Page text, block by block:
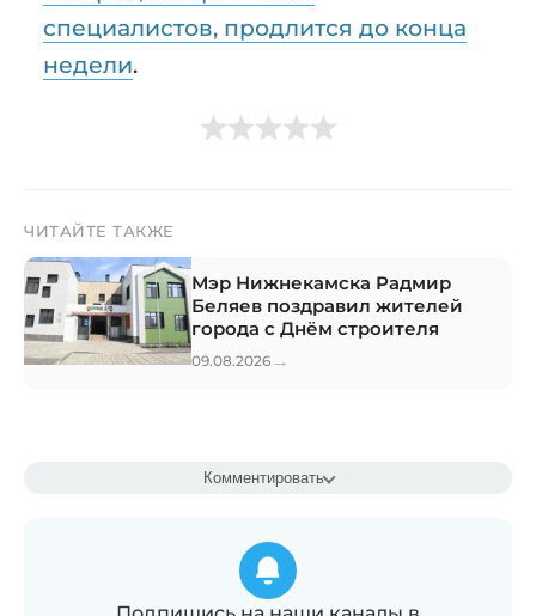
специалистов, продлится до конца
недели.
ЧИТАЙТЕ ТАКЖЕ
Мэр Нижнекамска Радмир
Беляев поздравил жителей
города с Днём строителя
09.08.2026 →
Комментировать